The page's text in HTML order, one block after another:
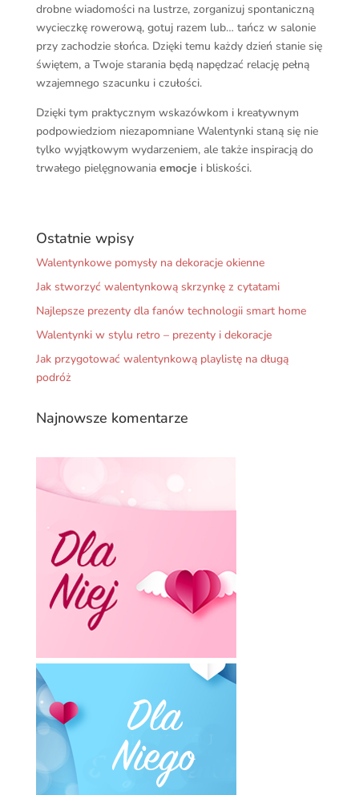
drobne wiadomości na lustrze, zorganizuj spontaniczną
wycieczkę rowerową, gotuj razem lub… tańcz w salonie
przy zachodzie słońca. Dzięki temu każdy dzień stanie się
świętem, a Twoje starania będą napędzać relację pełną
wzajemnego szacunku i czułości.
Dzięki tym praktycznym wskazówkom i kreatywnym
podpowiedziom niezapomniane Walentynki staną się nie
tylko wyjątkowym wydarzeniem, ale także inspiracją do
trwałego pielęgnowania emocje i bliskości.
Ostatnie wpisy
Walentynkowe pomysły na dekoracje okienne
Jak stworzyć walentynkową skrzynkę z cytatami
Najlepsze prezenty dla fanów technologii smart home
Walentynki w stylu retro – prezenty i dekoracje
Jak przygotować walentynkową playlistę na długą
podróż
Najnowsze komentarze